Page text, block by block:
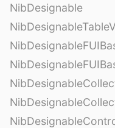
NibDesignable